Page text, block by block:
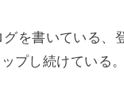
を書いている、
プし続けている